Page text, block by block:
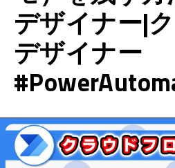
デザイナー|
デザイナー